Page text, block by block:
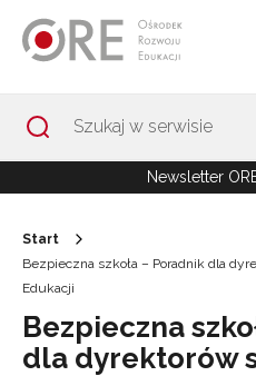
Newsletter
Start
Bezpieczna szkoła – Poradnik dla
Edukacji
Bezpieczna
dla dyrektorów